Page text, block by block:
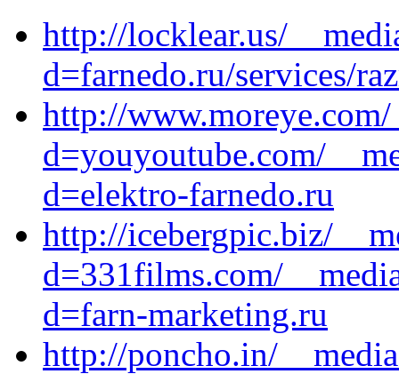
http://locklear.us/
d=farnedo.ru/services/
http://
d=youyoutube.com/
d=elektro-farnedo.ru
http://icebergpic.biz/
d=331films.com/
d=farn-marketing.ru
http://poncho.in/